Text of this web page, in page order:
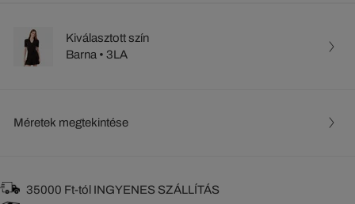
Kiválasztott szín
Barna • 3LA
Méretek megtekintése
35000 Ft-tól INGYENES SZÁLLÍTÁS